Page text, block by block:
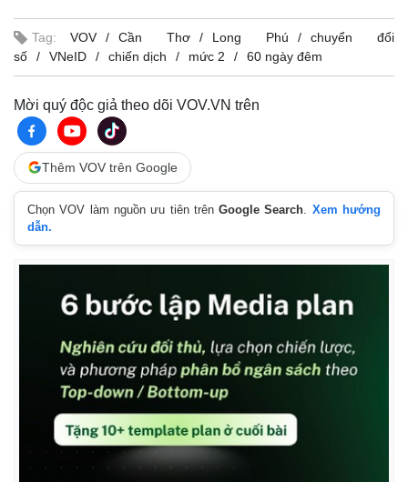
Tag: VOV Cần Thơ Long Phú
chuyển đổi
số
VNeID chiến dịch mức 2 60 ngày đêm
Mời quý độc giả theo dõi VOV.VN trên
Thêm VOV trên Google
Chọn VOV làm nguồn ưu tiên trênGoogle Search
Xem hướng
dẫn.